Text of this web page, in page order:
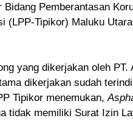
Bidang Pemberantasan
(LPP-Tipikor) Maluku
yang dikerjakan oleh PT.
dikerjakan sudah
Tipikor menemukan,
tidak memiliki Surat Izin